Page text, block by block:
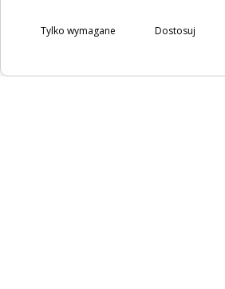
Dostosuj
Tylko wymagane